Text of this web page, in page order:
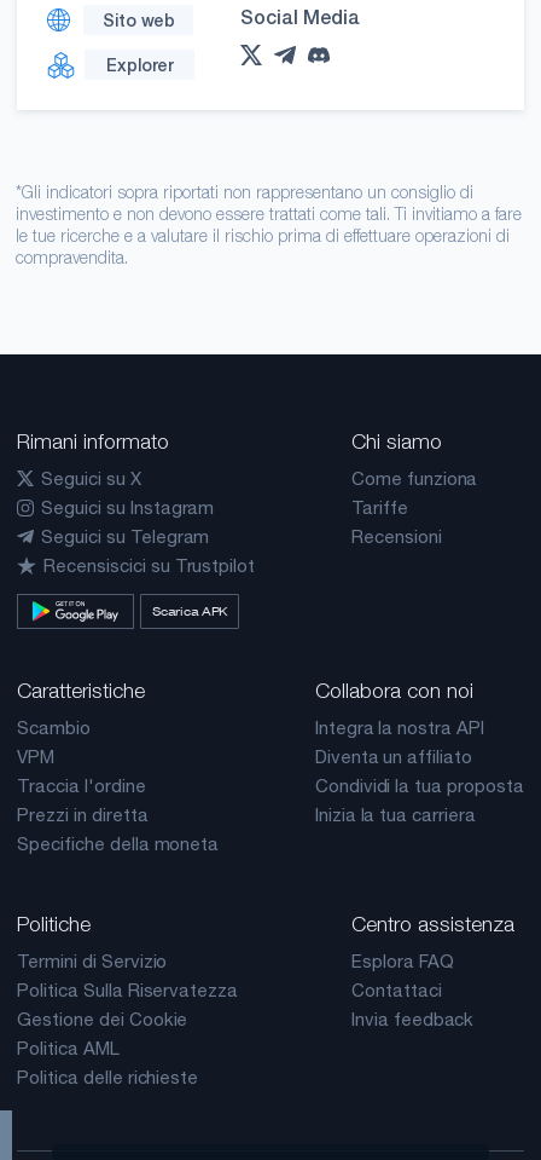
Sito web
Explorer
Social Media
*Gli indicatori sopra riportati non rappresentano un consiglio di
investimento e non devono essere trattati come tali. Ti invitiamo a fare
le tue ricerche e a valutare il rischio prima di effettuare operazioni di
compravendita.
Rimani informato
Seguici su X
Seguici su Instagram
Seguici su Telegram
Recensiscici su Trustpilot
Scarica APK
Chi siamo
Come funziona
Tariffe
Recensioni
Caratteristiche
Scambio
VPM
Traccia l'ordine
Prezzi in diretta
Specifiche della moneta
Collabora con noi
Integra la nostra API
Diventa un affiliato
Condividi la tua proposta
Inizia la tua carriera
Politiche
Termini di Servizio
Politica Sulla Riservatezza
Gestione dei Cookie
Politica AML
Politica delle richieste
Centro assistenza
Esplora FAQ
Contattaci
Invia feedback